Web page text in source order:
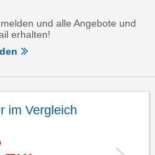
und alle Angebote und
erhalten!
im Vergleich